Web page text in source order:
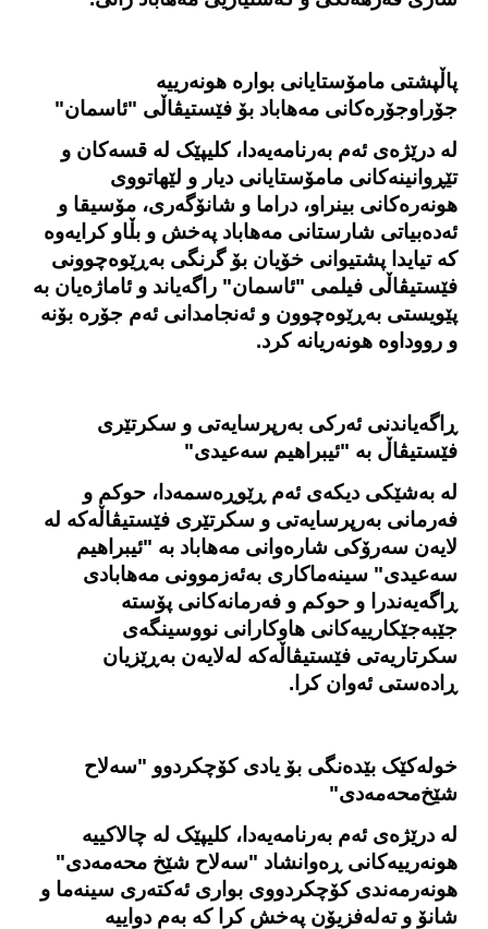
پاڵپشتی مامۆستایانی بوارە هونەرییە
جۆراوجۆرەکانی مەهاباد بۆ فێستیڤاڵی "ئاسمان"
له درێژه‌ی ئه‌م به‌رنامه‌یه‌دا، کلیپێک له قسه‌کان و
تێڕوانینه‌کانی مامۆستایانی دیار و لێهاتووی
هونه‌ره‌کانی بینراو، دراما و شانۆگه‌ری، مۆسیقا و
ئه‌ده‌بیاتی شارستانی مه‌هاباد په‌خش و بڵاو کرایه‌وه‌
که تیایدا پشتیوانی خۆیان بۆ گرنگی به‌ڕێوه‌چوونی
فێستیڤاڵی فیلمی "ئاسمان" راگه‌یاند و ئاماژه‌یان بە
پێویستی به‌ڕێوه‌چوون و ئەنجامدانی ئەم جۆرە بۆنە
و رووداوه‌ هونەریانە کرد.
ڕاگه‌یاندنی ئه‌رکی به‌رپرسایه‌تی و سکرتێری
فێستیڤاڵ به‌ "ئیبراهیم سەعیدی"
لە بەشێکی دیکەی ئەم ڕێوڕەسمەدا، حوکم و
فەرمانی به‌رپرسایه‌تی و سکرتێری فێستیڤاڵەکە له‌
لایه‌ن سەرۆکی شارەوانی مەهاباد بە "ئیبراهیم
سەعیدی" سینەماکاری بەئەزموونی مەهابادی
ڕاگەیه‌ندرا و حوکم و فەرمانەکانی پۆستە
جێبەجێکارییەکانی هاوکارانی نووسینگه‌ی
سکرتاریەتی فێستیڤاڵەکە لەلایەن به‌ڕێزیان
ڕادەستی ئەوان کرا.
خولەکێک بێدەنگی بۆ یادی کۆچکردوو "سه‌لاح
شێخ‌محەمەدی"
لە درێژەی ئه‌م بەرنامەیەدا، کلیپێک لە چالاکییە
هونەرییەکانی ڕه‌وانشاد "سەلاح شێخ محەمەدی"
هونه‌رمه‌ندی کۆچکردووی بواری ئەکتەری سینەما و
شانۆ و تەلەفزیۆن پەخش کرا که‌ بەم دواییە